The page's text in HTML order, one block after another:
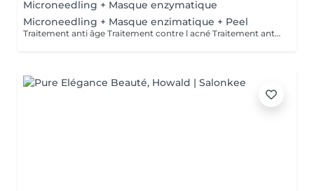
Microneedling + Masque enzymatique
Microneedling + Masque enzimatique + Peel
Traitement anti âge Traitement contre l acné Traitement anti tâche